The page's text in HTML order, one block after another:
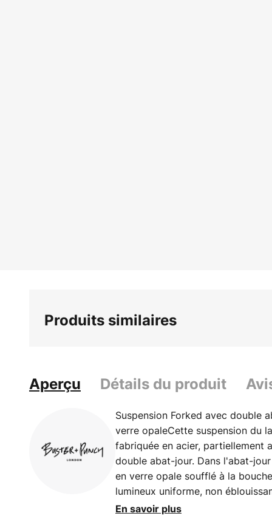
Produits similaires
Aperçu Détails du produit
Suspension Forked avec double
verre opaleCette suspension du
fabriquée en acier, partiellement
double abat-jour. Dans l'abat-
en verre opale soufflé à la
lumineux uniforme, non
luminaires de Buster Punch, cette
En savoir plus